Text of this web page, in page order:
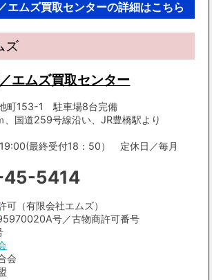
エムズ買取センターの詳細はこちら
ズ
エムズ買取センター
町153-1 駐車場8台完備
、国道259号線沿い、JR豊橋駅より
最終受付18：50） 定休日／毎月
5414
可（有限会社エムズ）
号／古物商許可番号
会